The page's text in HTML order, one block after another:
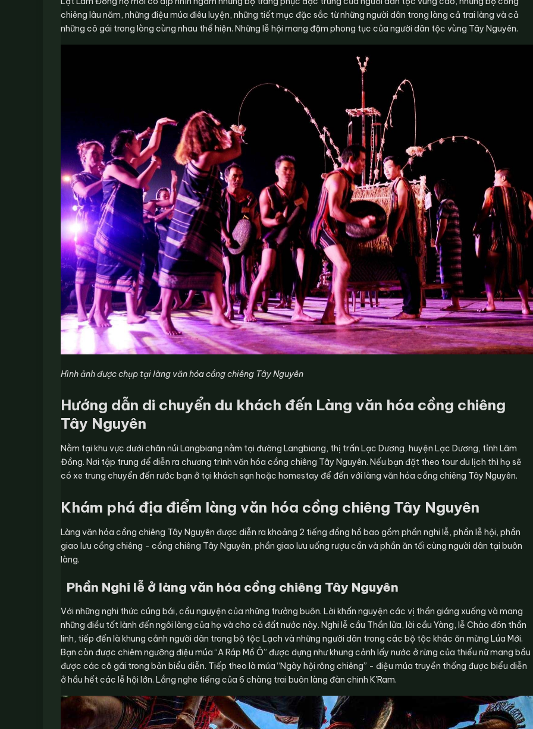
chiêng lâu năm, những điệu múa điêu luyện, những tiết mục đặc sắc từ những người dân trong làng cả trai làng và cả
những cô gái trong lòng cùng nhau thể hiện. Những lễ hội mang đậm phong tục của người dân tộc vùng Tây Nguyên.
Hình ảnh được chụp tại làng văn hóa cồng chiêng Tây Nguyên
Hướng dẫn di chuyển du khách đến Làng văn hóa cồng chiêng
Tây Nguyên
Nằm tại khu vực dưới chân núi Langbiang nằm tại đường Langbiang, thị trấn Lạc Dương, huyện Lạc Dương, tỉnh Lâm
Đồng. Nơi tập trung để diễn ra chương trình văn hóa cồng chiêng Tây Nguyên. Nếu bạn đặt theo tour du lịch thì họ sẽ
có xe trung chuyển đến rước bạn ở tại khách sạn hoặc homestay để đến với làng văn hóa cồng chiêng Tây Nguyên.
Khám phá địa điểm làng văn hóa cồng chiêng Tây Nguyên
Làng văn hóa cồng chiêng Tây Nguyên được diễn ra khoảng 2 tiếng đồng hồ bao gồm phần nghi lễ, phần lễ hội, phần
giao lưu cồng chiêng - cồng chiêng Tây Nguyên, phần giao lưu uống rượu cần và phần ăn tối cùng người dân tại buôn
làng.
Phần Nghi lễ ở làng văn hóa cồng chiêng Tây Nguyên
Với những nghi thức cúng bái, cầu nguyện của những trưởng buôn. Lời khấn nguyện các vị thần giáng xuống và mang
những điều tốt lành đến ngôi làng của họ và cho cả đất nước này. Nghi lễ cầu Thần lửa, lời cầu Yàng, lễ Chào đón thần
linh, tiếp đến là khung cảnh người dân trong bộ tộc Lạch và những người dân trong các bộ tộc khác ăn mừng Lúa Mới.
Bạn còn được chiêm ngưỡng điệu múa “A Ráp Mồ Ô” được dựng như khung cảnh lấy nước ở rừng của thiếu nữ mang bầu
được các cô gái trong bản biểu diễn. Tiếp theo là múa “Ngày hội rông chiêng” - điệu múa truyền thống được biểu diễn
ở hầu hết các lễ hội lớn. Lắng nghe tiếng của 6 chàng trai buôn làng đàn chinh K'Ram.